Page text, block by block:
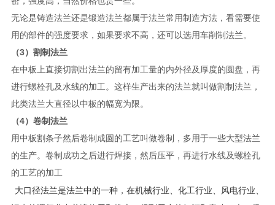
无论是铸造法兰还是锻造法兰都属于法兰常用制造方法，看需要使
用的部件的强度要求，如果要求不高，还可以选用车削制法兰。
（3）割制法兰
在中板上直接切割出法兰的留有加工量的内外径及厚度的圆盘，再
进行螺栓孔及水线的加工。这样生产出来的法兰就叫做割制法兰，
此类法兰大直径以中板的幅宽为限。
（4）卷制法兰
用中板割条子然后卷制成圆的工艺叫做卷制，多用于一些大型法兰
的生产。卷制成功之后进行焊接，然后压平，再进行水线及螺栓孔
的工艺的加工
大口径法兰是法兰中的一种，在机械行业、化工行业、风电行业、